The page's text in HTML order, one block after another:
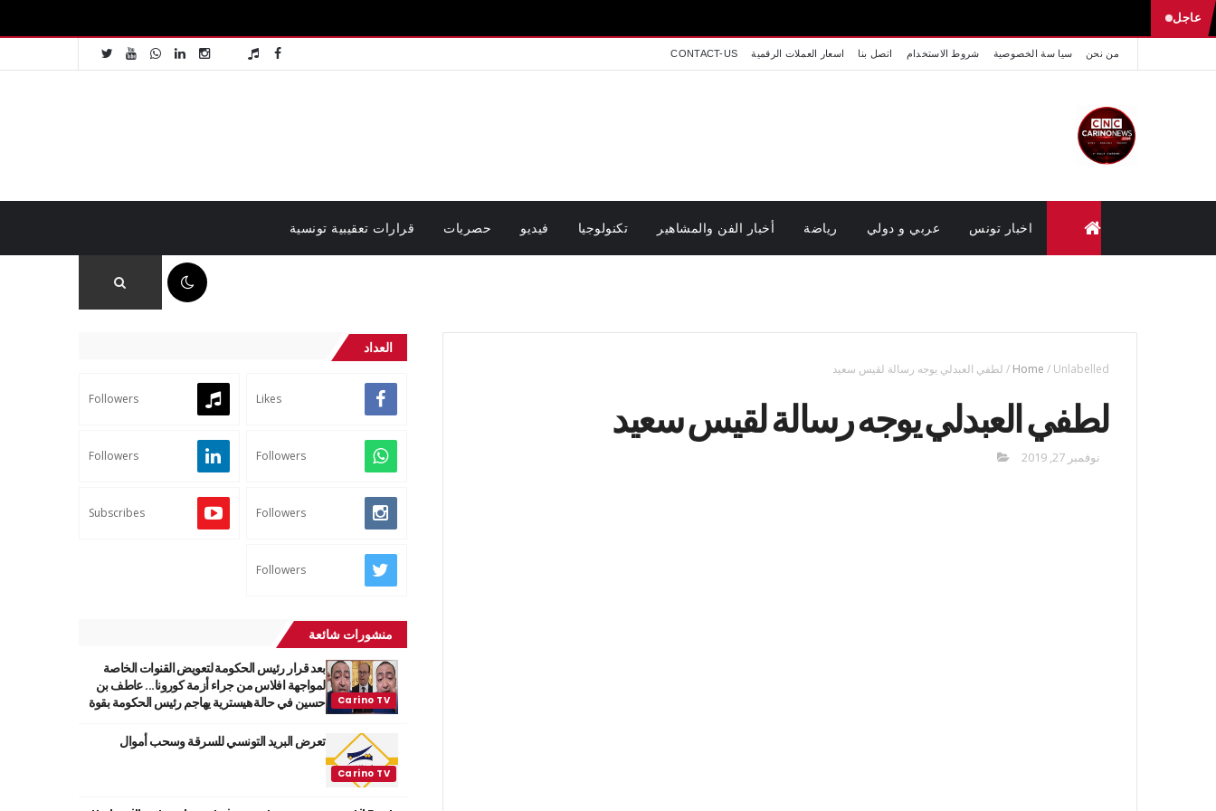
عاجل
من نحن سيا سة الخصوصية شروط الاستخدام اتصل بنا اسعار العملات الرقمية CONTACT-US
اخبار تونس عربي و دولي رياضة أخبار الفن والمشاهير تكنولوجيا فيديو حصريات قرارات تعقيبية تونسية
Home / Unlabelled
/ لطفي العبدلي يوجه رسالة لقيس سعيد
لطفي العبدلي يوجه رسالة لقيس سعيد
نوفمبر 27, 2019
العداد
Likes
Followers
Followers
Followers
Followers
Subscribes
Followers
منشورات شائعة
بعد قرار رئيس الحكومة لتعويض القنوات الخاصة
لمواجهة افلاس من جراء أزمة كورونا... عاطف بن
حسين في حالة هيسترية يهاجم رئيس الحكومة بقوة
تعرض البريد التونسي للسرقة وسحب أموال